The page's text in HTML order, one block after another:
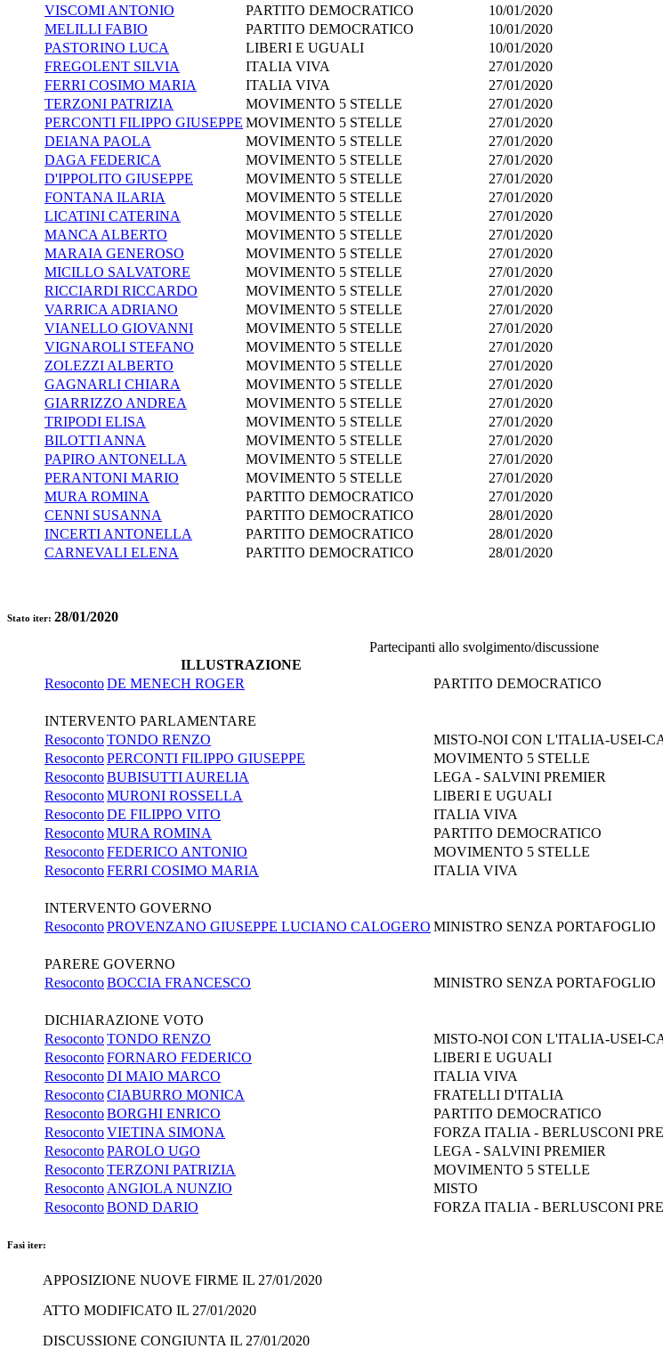
VISCOMI ANTONIO
PARTITO DEMOCRATICO
10/01/2020
MELILLI FABIO
PARTITO DEMOCRATICO
10/01/2020
PASTORINO LUCA
LIBERI E UGUALI
10/01/2020
FREGOLENT SILVIA
ITALIA VIVA
27/01/2020
FERRI COSIMO MARIA
ITALIA VIVA
27/01/2020
TERZONI PATRIZIA
MOVIMENTO 5 STELLE
27/01/2020
PERCONTI FILIPPO GIUSEPPE MOVIMENTO 5 STELLE
27/01/2020
DEIANA PAOLA
MOVIMENTO 5 STELLE
27/01/2020
DAGA FEDERICA
MOVIMENTO 5 STELLE
27/01/2020
D'IPPOLITO GIUSEPPE
MOVIMENTO 5 STELLE
27/01/2020
FONTANA ILARIA
MOVIMENTO 5 STELLE
27/01/2020
LICATINI CATERINA
MOVIMENTO 5 STELLE
27/01/2020
MANCA ALBERTO
MOVIMENTO 5 STELLE
27/01/2020
MARAIA GENEROSO
MOVIMENTO 5 STELLE
27/01/2020
MICILLO SALVATORE
MOVIMENTO 5 STELLE
27/01/2020
RICCIARDI RICCARDO
MOVIMENTO 5 STELLE
27/01/2020
VARRICA ADRIANO
MOVIMENTO 5 STELLE
27/01/2020
VIANELLO GIOVANNI
MOVIMENTO 5 STELLE
27/01/2020
VIGNAROLI STEFANO
MOVIMENTO 5 STELLE
27/01/2020
ZOLEZZI ALBERTO
MOVIMENTO 5 STELLE
27/01/2020
GAGNARLI CHIARA
MOVIMENTO 5 STELLE
27/01/2020
GIARRIZZO ANDREA
MOVIMENTO 5 STELLE
27/01/2020
TRIPODI ELISA
MOVIMENTO 5 STELLE
27/01/2020
BILOTTI ANNA
MOVIMENTO 5 STELLE
27/01/2020
PAPIRO ANTONELLA
MOVIMENTO 5 STELLE
27/01/2020
PERANTONI MARIO
MOVIMENTO 5 STELLE
27/01/2020
MURA ROMINA
PARTITO DEMOCRATICO
27/01/2020
CENNI SUSANNA
PARTITO DEMOCRATICO
28/01/2020
INCERTI ANTONELLA
PARTITO DEMOCRATICO
28/01/2020
CARNEVALI ELENA
PARTITO DEMOCRATICO 28/01/2020
Stato iter: 28/01/2020
Partecipanti allo svolgimento/discussione
ILLUSTRAZIONE
ResocontoDE MENECH ROGER PARTITO DEMOCRATICO
INTERVENTO PARLAMENTARE
ResocontoTONDO RENZO
MISTO-NOI CON L'ITALIA-USEI-
ResocontoPERCONTI FILIPPO GIUSEPPE
MOVIMENTO 5 STELLE
ResocontoBUBISUTTI AURELIA
LEGA - SALVINI PREMIER
ResocontoMURONI ROSSELLA
LIBERI E UGUALI
ResocontoDE FILIPPO VITO
ITALIA VIVA
ResocontoMURA ROMINA
PARTITO DEMOCRATICO
ResocontoFEDERICO ANTONIO
MOVIMENTO 5 STELLE
ResocontoFERRI COSIMO MARIA ITALIA VIVA
INTERVENTO GOVERNO
ResocontoPROVENZANO GIUSEPPE LUCIANO CALOGERO MINISTRO SENZA
PARERE GOVERNO
ResocontoBOCCIA FRANCESCO MINISTRO SENZA
DICHIARAZIONE VOTO
ResocontoTONDO RENZO
MISTO-NOI CON L'ITALIA-USEI-
ResocontoFORNARO FEDERICO
LIBERI E UGUALI
ResocontoDI MAIO MARCO
ITALIA VIVA
ResocontoCIABURRO MONICA
FRATELLI D'ITALIA
ResocontoBORGHI ENRICO
PARTITO DEMOCRATICO
ResocontoVIETINA SIMONA
FORZA ITALIA - BERLUSCONI
ResocontoPAROLO UGO
LEGA - SALVINI PREMIER
ResocontoTERZONI PATRIZIA
MOVIMENTO 5 STELLE
Resoconto ANGIOLA NUNZIO
MISTO
ResocontoBOND DARIO FORZA ITALIA - BERLUSCONI
Fasi iter:
APPOSIZIONE NUOVE FIRME IL 27/01/2020
ATTO MODIFICATO IL 27/01/2020
DISCUSSIONE CONGIUNTA IL 27/01/2020